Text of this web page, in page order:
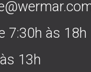
7:30h às 18h
13h